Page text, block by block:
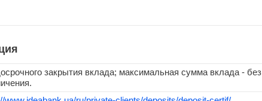
закрытия вклада; максимальная сумма вклада - без